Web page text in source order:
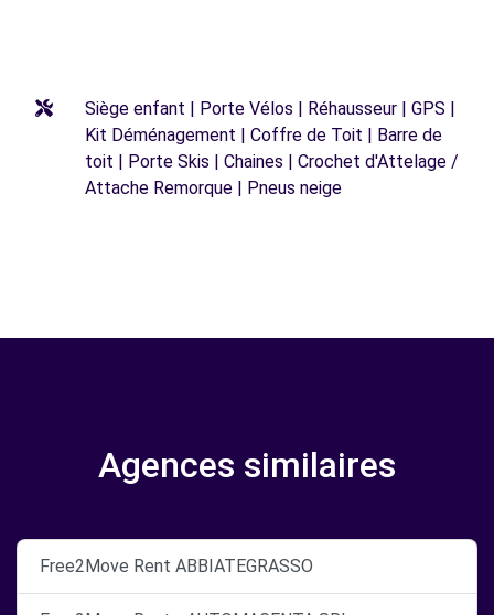
Siège enfant | Porte Vélos | Réhausseur | GPS |
Kit Déménagement | Coffre de Toit | Barre de
toit | Porte Skis | Chaines | Crochet d'Attelage /
Attache Remorque | Pneus neige
Agences similaires
Free2Move Rent ABBIATEGRASSO